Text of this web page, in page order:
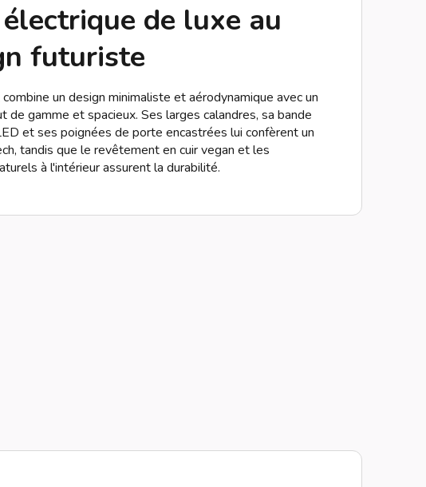
de luxe au
futuriste
un design minimaliste et aérodynamique avec un
de gamme et spacieux. Ses larges calandres, sa bande
et ses poignées de porte encastrées lui confèrent un
tandis que le revêtement en cuir vegan et les
à l'intérieur assurent la durabilité.